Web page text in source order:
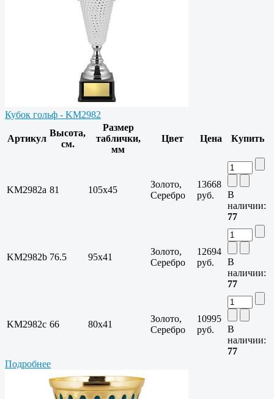
Кубок гольф - KM2982
Артикул
Высота,
см.
Размер
таблички,
мм
Цвет Цена Купить
KM2982a 81 105х45
Золото,
Серебро
13668
руб.
В
наличии:
77
KM2982b 76.5 95х41
Золото,
Серебро
12694
руб.
В
наличии:
77
KM2982c 66 80х41
Золото,
Серебро
10995
руб.
В
наличии:
77
Подробнее